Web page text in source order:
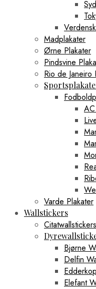
Madplakater
Ørne Plakater
Pindsvine
Rio de Janeiro
Varde Plakater
Wallstickers
Citatwallstickers
Bjørne
Delfin
Elefant